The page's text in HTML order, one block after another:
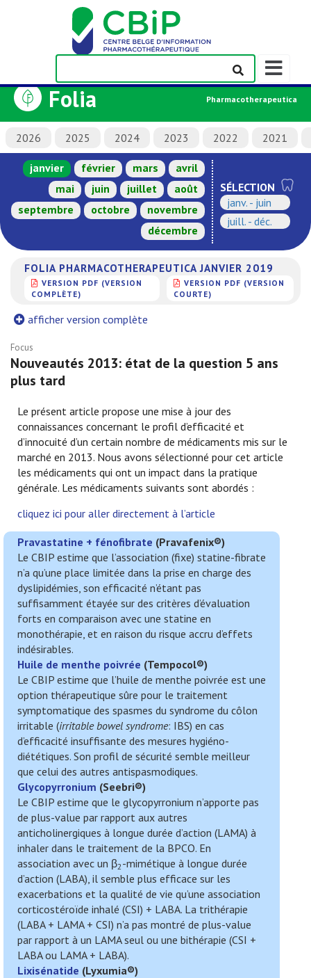
Afficher/
la
de
navigation
Folia Pharmacotherapeutica
2026 2025 2024 2023 2022 2021
janvier février mars
avril
mai
juin juillet
août
septembre
octobre
novembre
décembre
SÉLECTION
janv. - juin
juill. - déc.
FOLIA PHARMACOTHERAPEUTICA JANVIER 2019
VERSION PDF (VERSION
COMPLÈTE)
VERSION PDF (VERSION
COURTE)
afficher version complète
Focus
Nouveautés 2013: état de la question 5 ans
plus tard
Le présent article propose une mise à jour des
connaissances concernant le profil d’efficacité et
d’innocuité d’un certain nombre de médicaments mis sur le
marché en 2013. Nous avons sélectionné pour cet article
les médicaments qui ont un impact dans la pratique
générale. Les médicaments suivants sont abordés :
cliquez ici pour aller directement à l’article
Pravastatine + fénofibrate (Pravafenix®)
Le CBIP estime que l’association (fixe) statine-fibrate
n’a qu’une place limitée dans la prise en charge des
dyslipidémies, son efficacité n’étant pas
suffisamment étayée sur des critères d’évaluation
forts en comparaison avec une statine en
monothérapie, et en raison du risque accru d’effets
indésirables.
Huile de menthe poivrée (Tempocol®)
Le CBIP estime que l’huile de menthe poivrée est une
option thérapeutique sûre pour le traitement
symptomatique des spasmes du syndrome du côlon
irritable (irritable bowel syndrome: IBS) en cas
d’efficacité insuffisante des mesures hygiéno-
diététiques. Son profil de sécurité semble meilleur
que celui des autres antispasmodiques.
Glycopyrronium (Seebri®)
Le CBIP estime que le glycopyrronium n’apporte pas
de plus-value par rapport aux autres
anticholinergiques à longue durée d’action (LAMA) à
inhaler dans le traitement de la BPCO. En
association avec un β2-mimétique à longue durée
d’action (LABA), il semble plus efficace sur les
exacerbations et la qualité de vie qu’une association
corticostéroïde inhalé (CSI) + LABA. La trithérapie
(LABA + LAMA + CSI) n’a pas montré de plus-value
par rapport à un LAMA seul ou une bithérapie (CSI +
LABA ou LAMA + LABA).
Lixisénatide (Lyxumia®)